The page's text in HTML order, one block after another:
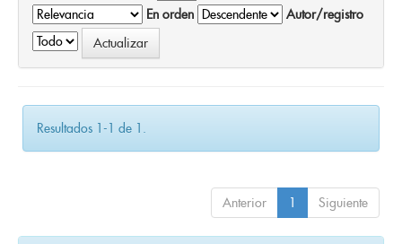
En orden
Autor/registro
Resultados 1-1 de 1.
Anterior 1 Siguiente